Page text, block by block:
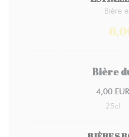
Bière
Bière
4,00 EUR
25cl